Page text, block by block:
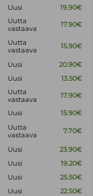
Uusi 19.90€
Uutta
vastaava
17.90€
Uutta
vastaava
15.90€
Uusi
20.90€
Uusi 13.50€
Uutta
vastaava
17.90€
Uusi
15.90€
Uutta
vastaava
7.70€
Uusi
23.90€
Uusi
19.20€
Uusi
25.50€
Uusi
22.50€